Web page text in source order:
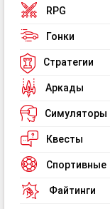
RPG
Гонки
Стратегии
Аркады
Симуляторы
Квесты
Спортивные
Файтинги